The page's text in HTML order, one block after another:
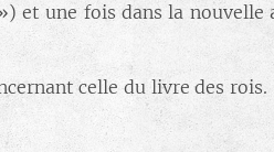
et une fois dans la
celle du livre des rois.